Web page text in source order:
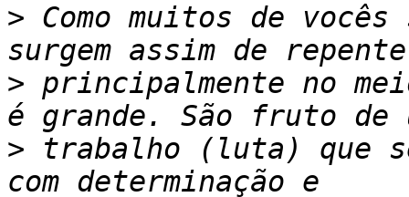
> Como muitos de
> principalmente no
> trabalho (luta) que